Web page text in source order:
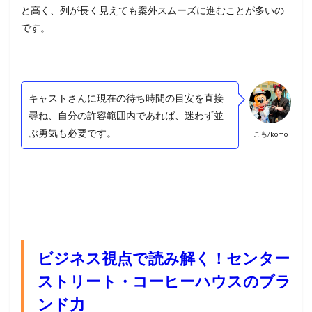
と高く、列が長く見えても案外スムーズに進むことが多いの
です。
こも/komo
キャストさんに現在の待ち時間の目安を直接
尋ね、自分の許容範囲内であれば、迷わず並
ぶ勇気も必要です。
ビジネス視点で読み解く！センター
ストリート・コーヒーハウスのブラ
ンド力